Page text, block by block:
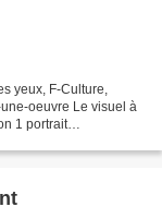
yeux, F-Culture,
oeuvre Le visuel à
1 portrait